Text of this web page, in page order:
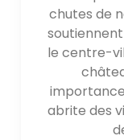
chutes de
le centre-
abrite des